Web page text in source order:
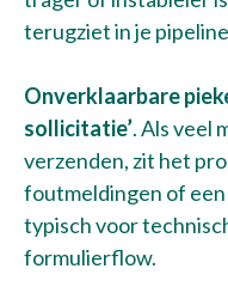
terugziet in je
Onverklaarbare
sollicitatie’. Als veel
verzenden, zit het
foutmeldingen of
typisch voor
formulierflow.